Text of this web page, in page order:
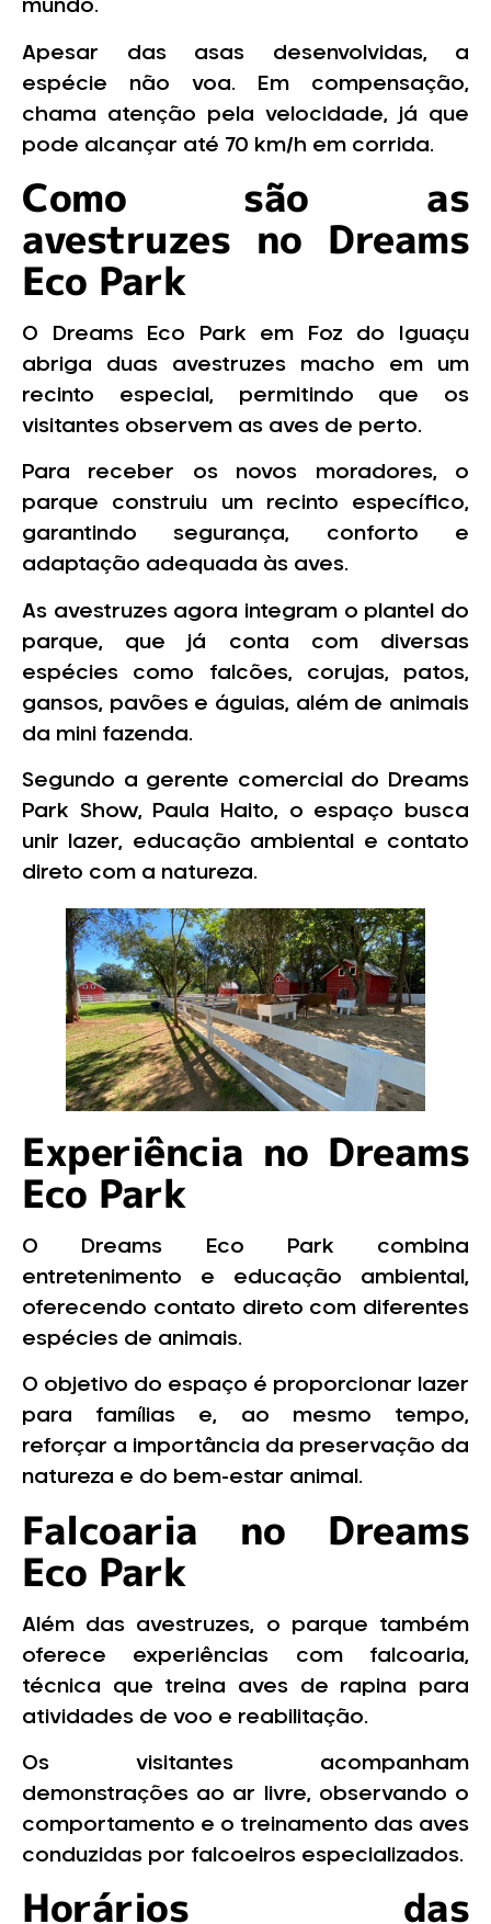
mundo.
Apesar das asas desenvolvidas, a
espécie não voa. Em compensação,
chama atenção pela velocidade, já que
pode alcançar até 70 km/h em corrida.
Como são as
avestruzes no Dreams
Eco Park
O Dreams Eco Park em Foz do Iguaçu
abriga duas avestruzes macho em um
recinto especial, permitindo que os
visitantes observem as aves de perto.
Para receber os novos moradores, o
parque construiu um recinto específico,
garantindo segurança, conforto e
adaptação adequada às aves.
As avestruzes agora integram o plantel do
parque, que já conta com diversas
espécies como falcões, corujas, patos,
gansos, pavões e águias, além de animais
da mini fazenda.
Segundo a gerente comercial do Dreams
Park Show, Paula Haito, o espaço busca
unir lazer, educação ambiental e contato
direto com a natureza.
Experiência no Dreams
Eco Park
O Dreams Eco Park combina
entretenimento e educação ambiental,
oferecendo contato direto com diferentes
espécies de animais.
O objetivo do espaço é proporcionar lazer
para famílias e, ao mesmo tempo,
reforçar a importância da preservação da
natureza e do bem-estar animal.
Falcoaria no Dreams
Eco Park
Além das avestruzes, o parque também
oferece experiências com falcoaria,
técnica que treina aves de rapina para
atividades de voo e reabilitação.
Os visitantes acompanham
demonstrações ao ar livre, observando o
comportamento e o treinamento das aves
conduzidas por falcoeiros especializados.
Horários das